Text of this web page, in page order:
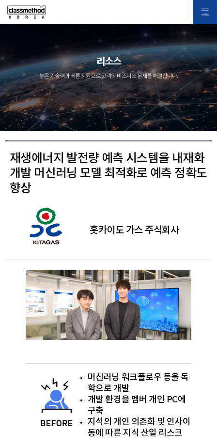
리소스
높은 기술력과 빠른 지원으로 고객의 비즈니스 문제를 해결합니다.
재생에너지 발전량 예측 시스템을 내재화
개발 머신러닝 모델 최적화로 예측 정확도
향상
홋카이도 가스 주식회사
머신러닝 워크플로우 등을 독
학으로 개발
개발 환경을 멤버 개인 PC에
구축
지식의 개인 의존화 및 인사이
동에 따른 지식 산일 리스크